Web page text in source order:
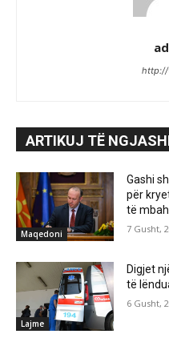
http://
ARTIKUJ TË
Maqedoni
Gashi
për
të
7 Gusht,
Lajme
Digjet
të
6 Gusht,